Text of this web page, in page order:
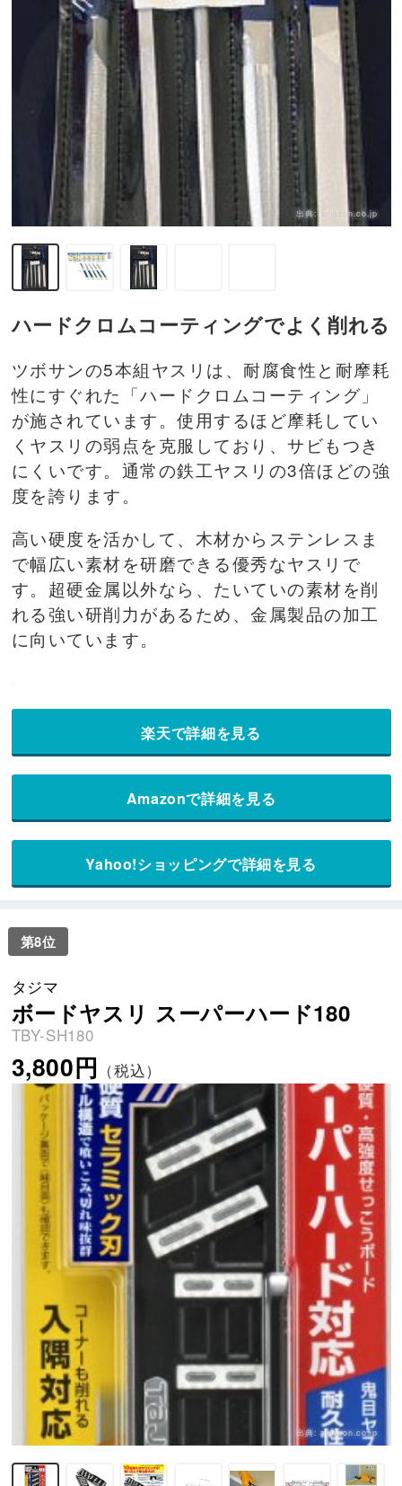
出典: amazon.co.jp
ハードクロムコーティングでよく削れる
ツボサンの5本組ヤスリは、耐腐食性と耐摩耗
性にすぐれた「ハードクロムコーティング」
が施されています。使用するほど摩耗してい
くヤスリの弱点を克服しており、サビもつき
にくいです。通常の鉄工ヤスリの3倍ほどの強
度を誇ります。
高い硬度を活かして、木材からステンレスま
で幅広い素材を研磨できる優秀なヤスリで
す。超硬金属以外なら、たいていの素材を削
れる強い研削力があるため、金属製品の加工
に向いています。
楽天で詳細を見る
Amazonで詳細を見る
Yahoo!ショッピングで詳細を見る
第8位
タジマ
ボードヤスリ スーパーハード180
TBY-SH180
3,800円 （税込）
出典:amazon.co.jp